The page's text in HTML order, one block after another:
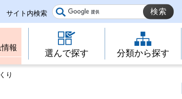
サイト内検索
報
選んで探す 分類から探す
り